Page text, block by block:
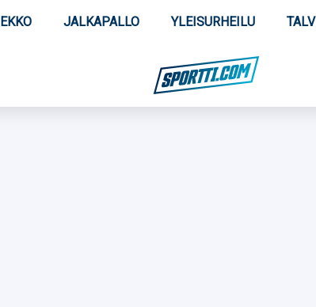
JALKAPALLO YLEISURHEILU